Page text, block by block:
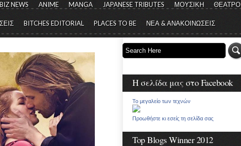
NEWS ANIME MANGA JAPANESE TRIBUTES ΜΟΥΣΙΚΗ ΘΕΑΤΡΟ
BITCHES EDITORIAL PLACES TO BE ΝΕΑ & ΑΝΑΚΟΙΝΩΣΕΙΣ
Η σελίδα μας στο Facebook
Το μεγαλείο των τεχνών
Προωθήστε κι εσείς τη σελίδα σας
Top Blogs Winner 2012